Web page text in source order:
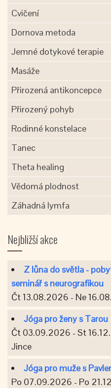
Cvičení
Dornova metoda
Jemné dotykové terapie
Masáže
Přirozená antikoncepce
Přirozený pohyb
Rodinné konstelace
Tanec
Theta healing
Vědomá plodnost
Záhadná lymfa
Nejbližší akce
Z lůna do světla -
seminář s neurografikou
Čt 13.08.2026 - Ne
Jóga pro ženy s Tarou
Čt 03.09.2026 - St
Jince
Jóga pro muže s
Po 07.09.2026 - Po